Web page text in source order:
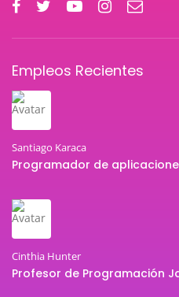
Empleos Recientes
Santiago Karaca
Programador de
Cinthia Hunter
Profesor de Programación